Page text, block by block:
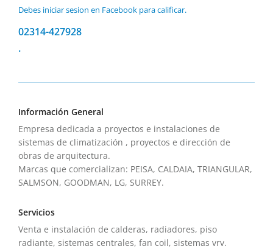
Debes iniciar sesion en Facebook para calificar.
02314-427928
.
Información General
Empresa dedicada a proyectos e instalaciones de
sistemas de climatización , proyectos e dirección de
obras de arquitectura.
Marcas que comercializan: PEISA, CALDAIA, TRIANGULAR,
SALMSON, GOODMAN, LG, SURREY.
Servicios
Venta e instalación de calderas, radiadores, piso
radiante, sistemas centrales, fan coil, sistemas vrv.